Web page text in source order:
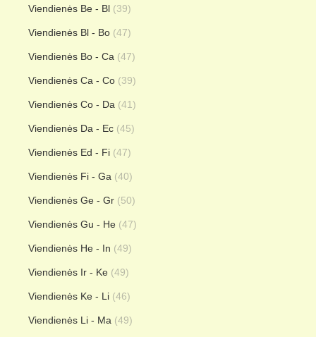
Viendienės Be - Bl (39)
Viendienės Bl - Bo (47)
Viendienės Bo - Ca (47)
Viendienės Ca - Co (39)
Viendienės Co - Da (41)
Viendienės Da - Ec (45)
Viendienės Ed - Fi (47)
Viendienės Fi - Ga (40)
Viendienės Ge - Gr (50)
Viendienės Gu - He (47)
Viendienės He - In (49)
Viendienės Ir - Ke (49)
Viendienės Ke - Li (46)
Viendienės Li - Ma (49)